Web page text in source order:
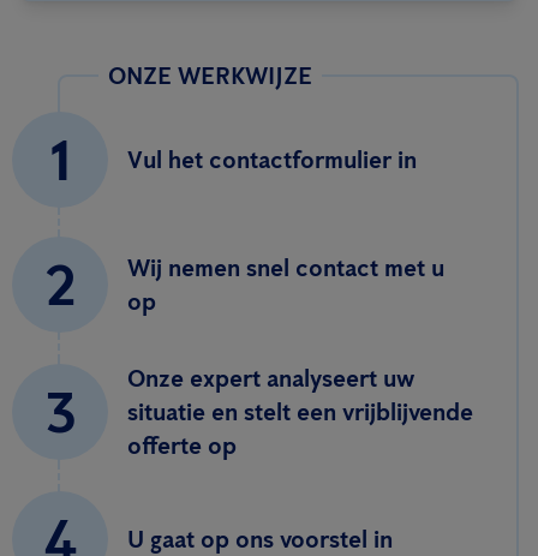
ONZE WERKWIJZE
1 Vul het contactformulier in
2
Wij nemen snel contact met u
op
3
Onze expert analyseert uw
situatie en stelt een vrijblijvende
offerte op
4 U gaat op ons voorstel in